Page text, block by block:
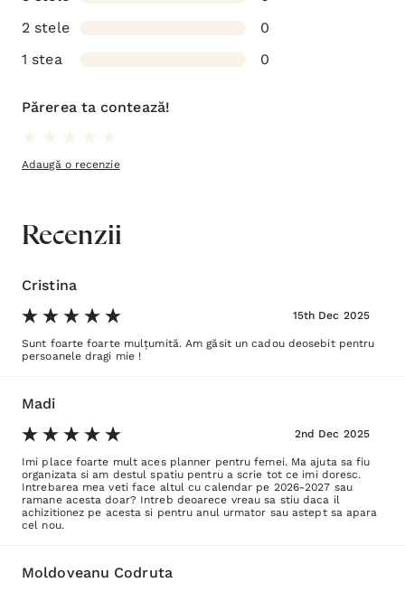
2 stele
0
1 stea
0
Părerea ta contează!
Adaugă o recenzie
Recenzii
Cristina
15th Dec 2025
Sunt foarte foarte mulțumită. Am găsit un cadou deosebit pentru
persoanele dragi mie !
Madi
2nd Dec 2025
Imi place foarte mult aces planner pentru femei. Ma ajuta sa fiu
organizata si am destul spatiu pentru a scrie tot ce imi doresc.
Intrebarea mea veti face altul cu calendar pe 2026-2027 sau
ramane acesta doar? Intreb deoarece vreau sa stiu daca il
achizitionez pe acesta si pentru anul urmator sau astept sa apara
cel nou.
Moldoveanu Codruta